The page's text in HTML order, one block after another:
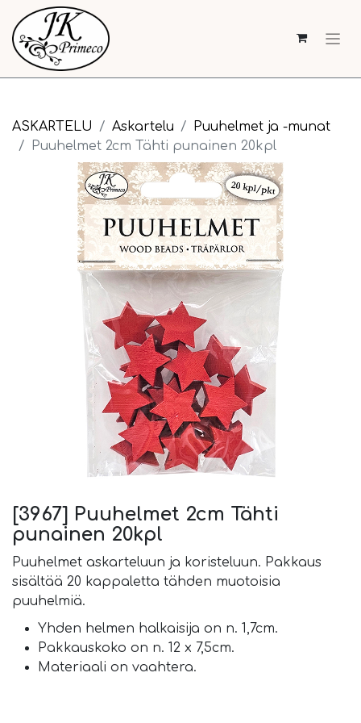
ASKARTELU Askartelu
Puuhelmet ja -munat
Puuhelmet 2cm Tähti punainen 20kpl
[3967] Puuhelmet 2cm Tähti
punainen 20kpl
Puuhelmet askarteluun ja koristeluun. Pakkaus
sisältää 20 kappaletta tähden muotoisia
puuhelmiä.
Yhden helmen halkaisija on n. 1,7cm.
Pakkauskoko on n. 12 x 7,5cm.
Materiaali on vaahtera.